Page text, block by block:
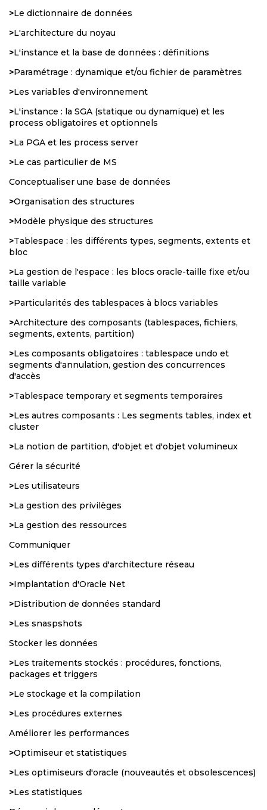
>Le dictionnaire de données
>L'architecture du noyau
>L'instance et la base de données : définitions
>Paramétrage : dynamique et/ou fichier de paramètres
>Les variables d'environnement
>L'instance : la SGA (statique ou dynamique) et les
process obligatoires et optionnels
>La PGA et les process server
>Le cas particulier de MS
Conceptualiser une base de données
>Organisation des structures
>Modèle physique des structures
>Tablespace : les différents types, segments, extents et
bloc
>La gestion de l'espace : les blocs oracle-taille fixe et/ou
taille variable
>Particularités des tablespaces à blocs variables
>Architecture des composants (tablespaces, fichiers,
segments, extents, partition)
>Les composants obligatoires : tablespace undo et
segments d'annulation, gestion des concurrences
d'accès
>Tablespace temporary et segments temporaires
>Les autres composants : Les segments tables, index et
cluster
>La notion de partition, d'objet et d'objet volumineux
Gérer la sécurité
>Les utilisateurs
>La gestion des privilèges
>La gestion des ressources
Communiquer
>Les différents types d'architecture réseau
>Implantation d'Oracle Net
>Distribution de données standard
>Les snaspshots
Stocker les données
>Les traitements stockés : procédures, fonctions,
packages et triggers
>Le stockage et la compilation
>Les procédures externes
Améliorer les performances
>Optimiseur et statistiques
>Les optimiseurs d'oracle (nouveautés et obsolescences)
>Les statistiques